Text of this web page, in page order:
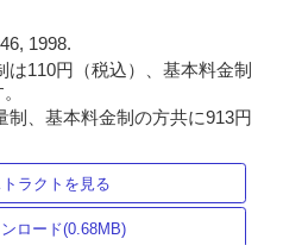
1998.
110円（税込）、基本料金制
制、基本料金制の方共に913円
ラクトを見る
ロード(0.68MB)